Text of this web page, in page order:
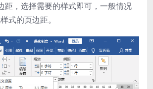
距，选择需要的样式即可，一般情况
式的页边距。